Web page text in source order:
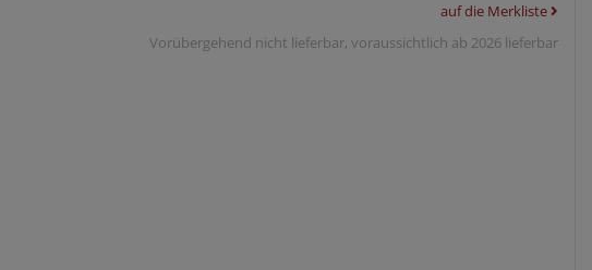
auf die Merkliste
Vorübergehend nicht lieferbar, voraussichtlich ab 2026 lieferbar